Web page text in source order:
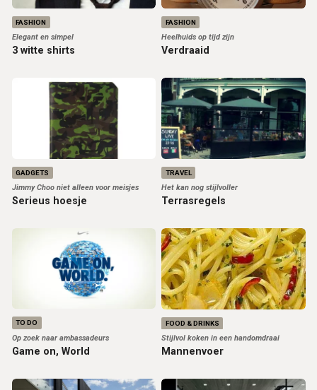
FASHION
Elegant en simpel
3 witte shirts
FASHION
Heelhuids op tijd zijn
Verdraaid
GADGETS
Jimmy Choo niet alleen voor meisjes
Serieus hoesje
TRAVEL
Het kan nog stijlvoller
Terrasregels
TO DO
Op zoek naar ambassadeurs
Game on, World
FOOD & DRINKS
Stijlvol koken in een handomdraai
Mannenvoer